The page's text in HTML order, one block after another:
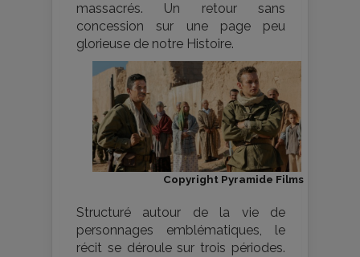
massacrés. Un retour sans
concession sur une page peu
glorieuse de notre Histoire.
Copyright Pyramide Films
Structuré autour de la vie de
personnages emblématiques, le
récit se déroule sur trois périodes.